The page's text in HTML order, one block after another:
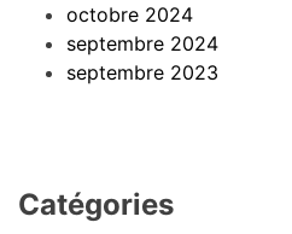
octobre 2024
septembre 2024
septembre 2023
Catégories